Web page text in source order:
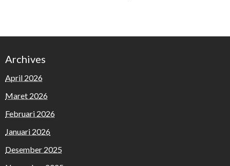
Archives
April 2026
Maret 2026
Februari 2026
Januari 2026
Desember 2025